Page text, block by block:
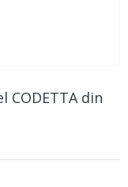
CODETTA din